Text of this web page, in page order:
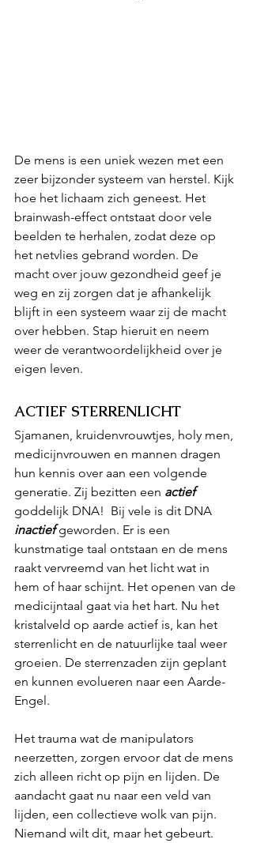
De mens is een uniek wezen met een
zeer bijzonder systeem van herstel. Kijk
hoe het lichaam zich geneest. Het
brainwash-effect ontstaat door vele
beelden te herhalen, zodat deze op
het netvlies gebrand worden. De
macht over jouw gezondheid geef je
weg en zij zorgen dat je afhankelijk
blijft in een systeem waar zij de macht
over hebben. Stap hieruit en neem
weer de verantwoordelijkheid over je
eigen leven.
ACTIEF STERRENLICHT
Sjamanen, kruidenvrouwtjes, holy men,
medicijnvrouwen en mannen dragen
hun kennis over aan een volgende
generatie. Zij bezitten een actief
goddelijk DNA!  Bij vele is dit DNA
inactief geworden. Er is een
kunstmatige taal ontstaan en de mens
raakt vervreemd van het licht wat in
hem of haar schijnt. Het openen van de
medicijntaal gaat via het hart. Nu het
kristalveld op aarde actief is, kan het
sterrenlicht en de natuurlijke taal weer
groeien. De sterrenzaden zijn geplant
en kunnen evolueren naar een Aarde-
Engel.
Het trauma wat de manipulators
neerzetten, zorgen ervoor dat de mens
zich alleen richt op pijn en lijden. De
aandacht gaat nu naar een veld van
lijden, een collectieve wolk van pijn.
Niemand wilt dit, maar het gebeurt.